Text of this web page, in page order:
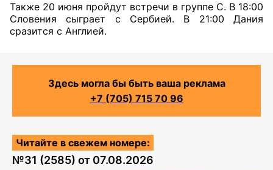
Также 20 июня пройдут встречи в группе С. В 18:00
Словения сыграет с Сербией. В 21:00 Дания
сразится с Англией.
Здесь могла бы быть ваша реклама
+7 (705) 715 70 96
Читайте в свежем номере:
№31 (2585) от 07.08.2026